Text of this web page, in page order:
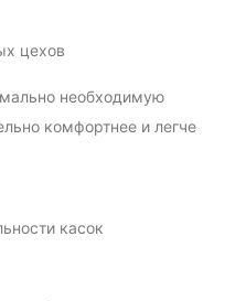
цехов
необходимую
комфортнее и легче
касок